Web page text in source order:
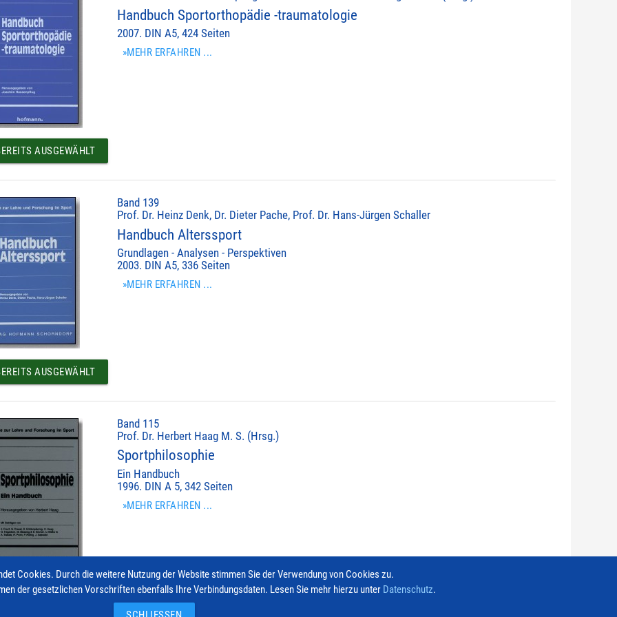
Handbuch Sportorthopädie -traumatologie
2007. DIN A5, 424 Seiten
»MEHR ERFAHREN ...
AUSGEWÄHLT
Band 139
Prof. Dr. Heinz Denk, Dr. Dieter Pache, Prof. Dr. Hans-Jürgen Schaller
Handbuch Alterssport
Grundlagen - Analysen - Perspektiven
2003. DIN A5, 336 Seiten
»MEHR ERFAHREN ...
AUSGEWÄHLT
Band 115
Prof. Dr. Herbert Haag M. S. (Hrsg.)
Sportphilosophie
Ein Handbuch
1996. DIN A 5, 342 Seiten
»MEHR ERFAHREN ...
AUSGEWÄHLT
Cookies. Durch die weitere Nutzung der Website stimmen Sie der Verwendung von Cookies zu.
der gesetzlichen Vorschriften ebenfalls Ihre Verbindungsdaten. Lesen Sie mehr hierzu unter Datenschutz.